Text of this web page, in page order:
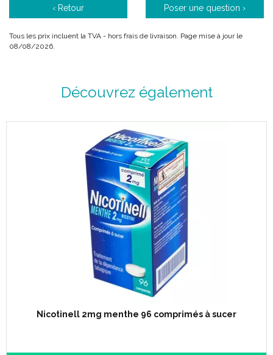
‹ Retour Poser une question ›
Tous les prix incluent la TVA - hors frais de livraison. Page mise à jour le
08/08/2026.
Découvrez également
Nicotinell 2mg menthe 96 comprimés à sucer